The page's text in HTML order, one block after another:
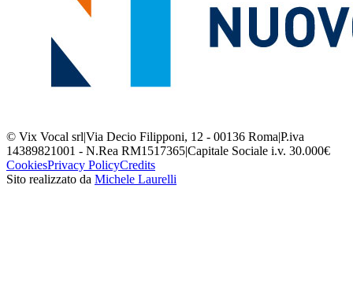
© Vix Vocal srl|Via Decio Filipponi, 12 - 00136 Roma|P.iva
14389821001 - N.Rea RM1517365|Capitale Sociale i.v. 30.000€
CookiesPrivacy PolicyCredits
Sito realizzato da Michele Laurelli